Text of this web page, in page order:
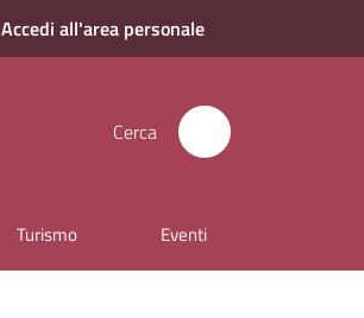
Accedi all'area personale
Cerca
Turismo Eventi